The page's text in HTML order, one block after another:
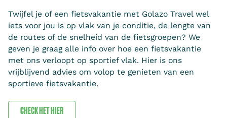
Twijfel je of een fietsvakantie met Golazo Travel wel
iets voor jou is op vlak van je conditie, de lengte van
de routes of de snelheid van de fietsgroepen? We
geven je graag alle info over hoe een fietsvakantie
met ons verloopt op sportief vlak. Hier is ons
vrijblijvend advies om volop te genieten van een
sportieve fietsvakantie.
CHECK HET HIER